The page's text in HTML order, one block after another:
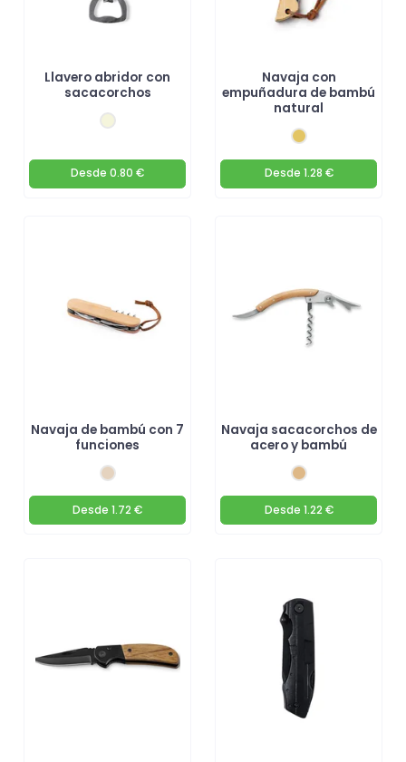
Llavero abridor con
sacacorchos
Desde 0.80 €
Navaja con
empuñadura de bambú
natural
Desde 1.28 €
Navaja de bambú con 7
funciones
Desde 1.72 €
Navaja sacacorchos de
acero y bambú
Desde 1.22 €